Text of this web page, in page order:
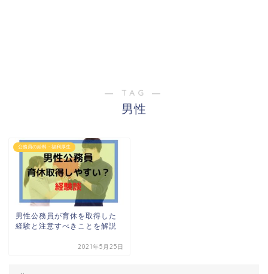
― TAG ―
男性
公務員の給料・福利厚生
男性公務員が育休を取得した
経験と注意すべきことを解説
2021年5月25日